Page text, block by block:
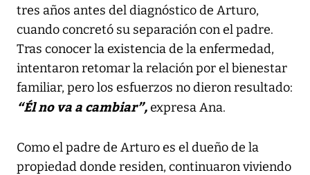
tres años antes del diagnóstico de Arturo,
cuando concretó su separación con el padre.
Tras conocer la existencia de la enfermedad,
intentaron retomar la relación por el bienestar
familiar, pero los esfuerzos no dieron resultado:
“Él no va a cambiar”,expresa Ana.
Como el padre de Arturo es el dueño de la
propiedad donde residen, continuaron viviendo